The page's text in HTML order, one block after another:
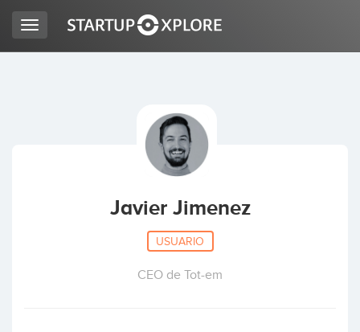
Toggle
navigation
Javier Jimenez
USUARIO
CEO de Tot-em